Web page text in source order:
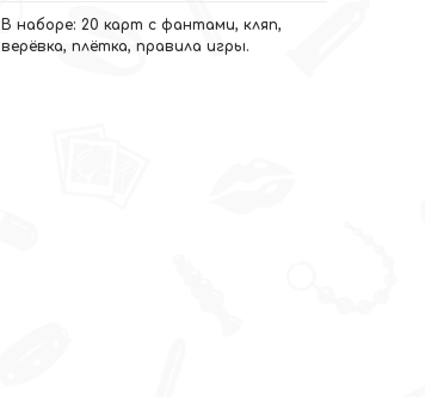
В наборе: 20 карт с фантами, кляп,
верёвка, плётка, правила игры.